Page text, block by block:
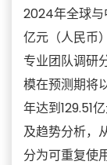
2024年全球与
亿元（人民币
专业团队调研
模在预测期将
年达到129.51
及趋势分析，
分为可重复使